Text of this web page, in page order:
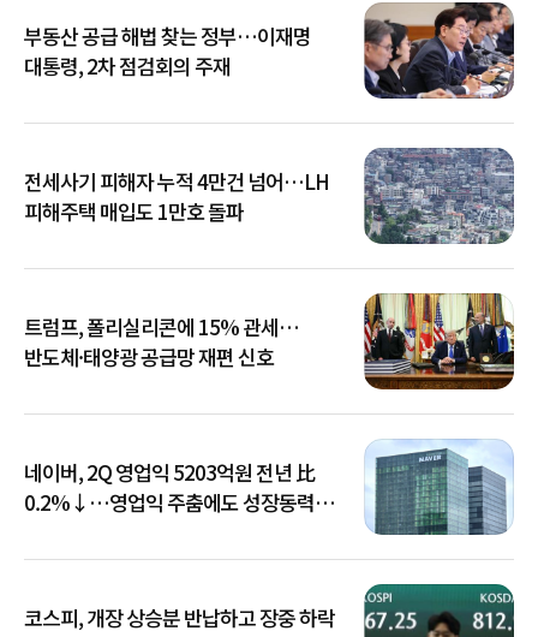
부동산 공급 해법 찾는 정부…이재명
대통령, 2차 점검회의 주재
전세사기 피해자 누적 4만건 넘어…LH
피해주택 매입도 1만호 돌파
트럼프, 폴리실리콘에 15% 관세…
반도체·태양광 공급망 재편 신호
네이버, 2Q 영업익 5203억원 전년 比
0.2%↓…영업익 주춤에도 성장동력
코스피, 개장 상승분 반납하고 장중 하락